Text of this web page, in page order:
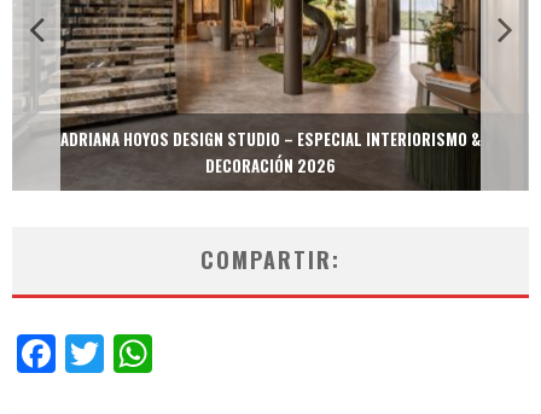
MULTIOFICINAS / AMOBLARE / TREZE – ESPECIAL INTERIORISMO &
DECORACIÓN 2026
COMPARTIR:
Facebook
Twitter